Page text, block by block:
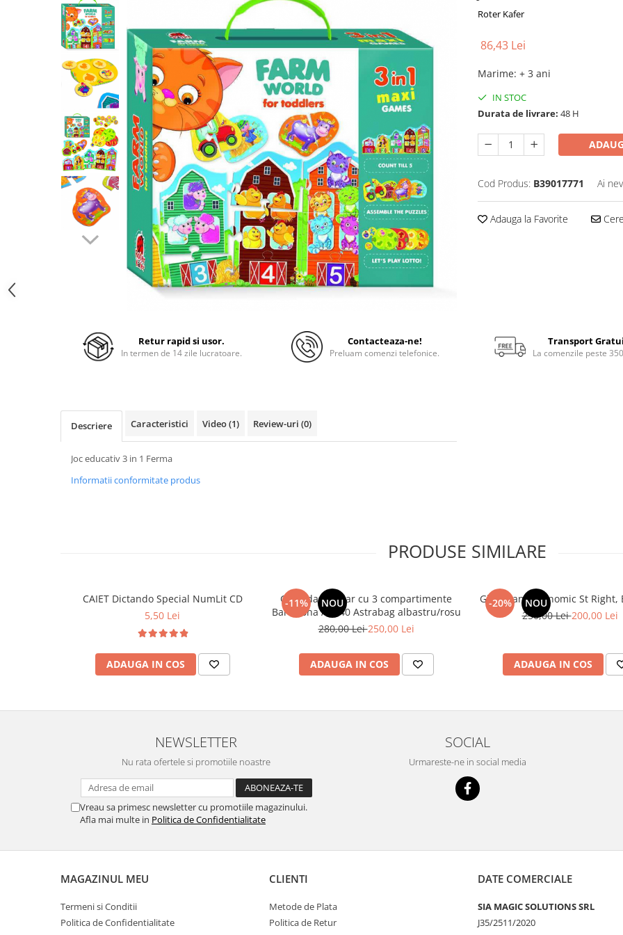
Roter Kafer
86,43 Lei
Marime: + 3 ani
IN STOC
Durata de livrare: 48 H
Cod Produs: B39017771 Ai
Adauga la Favorite
Retur rapid si usor.
In termen de 14 zile lucratoare.
Contacteaza-ne!
Preluam comenzi telefonice.
Transport
La comenzile peste
Descriere Caracteristici Video(1) Review-uri (0)
Joc educativ 3 in 1 Ferma
Informatii conformitate produs
PRODUSE SIMILARE
CAIET Dictando Special NumLit CD
5,50 Lei
ADAUGA IN COS
-11% NOU
Ghiozdan școlar cu 3 compartimente
Barcelona AB340 Astrabag albastru/rosu
280,00 Lei250,00 Lei
ADAUGA IN COS
-20% NOU
Ghiozdan ergonomic St Right,
250,00 Lei200,00 Lei
ADAUGA IN COS
NEWSLETTER
Nu rata ofertele si promotiile noastre
Vreau sa primesc newsletter cu promotiile magazinului.
Afla mai multe in Politica de Confidentialitate
SOCIAL
Urmareste-ne in social media
MAGAZINUL MEU
Termeni si Conditii
Politica de Confidentialitate
CLIENTI
Metode de Plata
Politica de Retur
DATE COMERCIALE
SIA MAGIC SOLUTIONS SRL
J35/2511/2020